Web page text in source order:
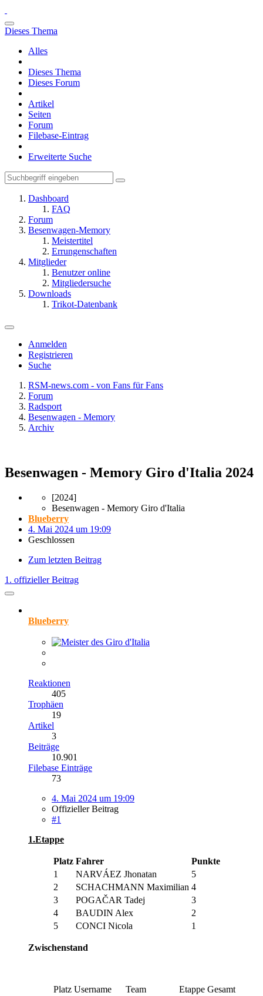
Dieses Thema
Alles
Dieses Thema
Dieses Forum
Artikel
Seiten
Forum
Filebase-Eintrag
Erweiterte Suche
Dashboard
FAQ
Forum
Besenwagen-Memory
Meistertitel
Errungenschaften
Mitglieder
Benutzer online
Mitgliedersuche
Downloads
Trikot-Datenbank
Anmelden
Registrieren
Suche
RSM-news.com - von Fans für Fans
Forum
Radsport
Besenwagen - Memory
Archiv
Besenwagen - Memory Giro d'Italia 2024
[2024]
Besenwagen - Memory Giro d'Italia
Blueberry
4. Mai 2024 um 19:09
Geschlossen
Zum letzten Beitrag
1. offizieller Beitrag
Blueberry
Reaktionen
405
Trophäen
19
Artikel
3
Beiträge
10.901
Filebase Einträge
73
4. Mai 2024 um 19:09
Offizieller Beitrag
#1
1.Etappe
Platz Fahrer
Punkte
1
NARVÁEZ Jhonatan
5
2
SCHACHMANN Maximilian 4
3
POGAČAR Tadej
3
4
BAUDIN Alex
2
5
CONCI Nicola 1
Zwischenstand
Platz Username Team Etappe Gesamt